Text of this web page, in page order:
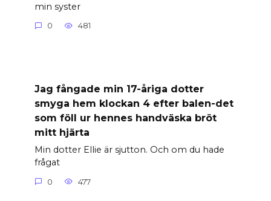
min syster
0 481
Jag fångade min 17-åriga dotter
smyga hem klockan 4 efter balen-det
som föll ur hennes handväska bröt
mitt hjärta
Min dotter Ellie är sjutton. Och om du hade
frågat
0 477